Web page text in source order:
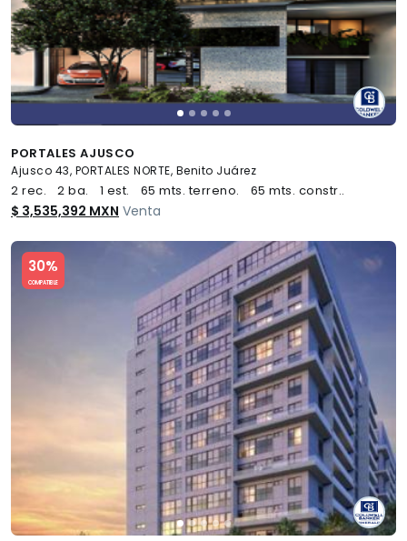
PORTALES AJUSCO
Ajusco 43, PORTALES NORTE, Benito Juárez
2 rec. 2 ba. 1 est. 65 mts. terreno. 65 mts. constr..
$ 3,535,392 MXN Venta
30%
COMPATIBLE
Slide 1 of 5